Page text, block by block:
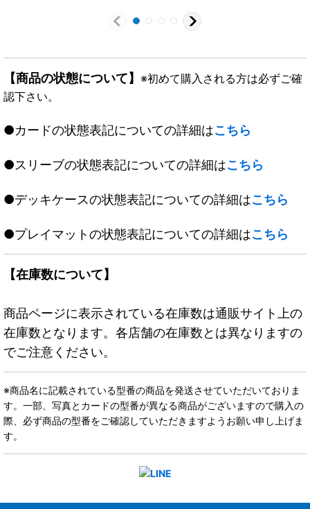
【商品の状態について】 ※初めて購入される方は必ずご確
認下さい。
●カードの状態表記についての詳細はこちら
●スリーブの状態表記についての詳細はこちら
●デッキケースの状態表記についての詳細はこちら
●プレイマットの状態表記についての詳細はこちら
【在庫数について】
商品ページに表示されている在庫数は通販サイト上の
在庫数となります。各店舗の在庫数とは異なりますの
でご注意ください。
※商品名に記載されている型番の商品を発送させていただいておりま
す。一部、写真とカードの型番が異なる商品がございますので購入の
際、必ず商品の型番をご確認していただきますようお願い申し上げま
す。